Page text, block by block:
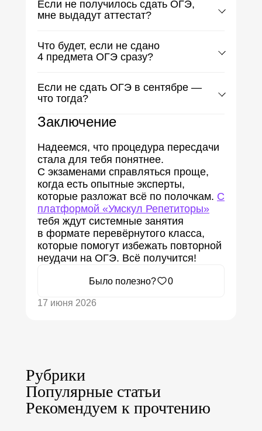
Если не получилось сдать ОГЭ,
мне выдадут аттестат?
2 обязательных и 2 по выбору. Если хотя
бы один не сдан, документ не выдадут.
или в сентябре, получишь аттестат.
Что будет, если не сдано
4 предмета ОГЭ сразу?
предмета, тебя допустят к пересдаче
только в следующем году.
Если не сдать ОГЭ в сентябре —
что тогда?
В таком случае ты сможешь пересдать
причём можно будет даже изменить
предметы по выбору. Но аттестат в этом
году уже не получишь.
Заключение
Надеемся, что процедура пересдачи
стала для тебя понятнее.
С экзаменами справляться проще,
когда есть опытные эксперты,
которые разложат всё по полочкам. С
платформой «Умскул Репетиторы»
тебя ждут системные занятия
в формате перевёрнутого класса,
которые помогут избежать повторной
неудачи на ОГЭ. Всё получится!
Было полезно? 0
17 июня 2026
Рубрики
Популярные статьи
Рекомендуем к прочтению